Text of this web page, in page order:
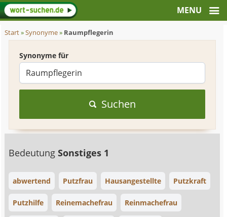
Start»Synonyme» Raumpflegerin
Synonyme für
Suchen
BedeutungSonstiges 1
abwertend Putzfrau Hausangestellte Putzkraft
Putzhilfe Reinemachefrau Reinmachefrau